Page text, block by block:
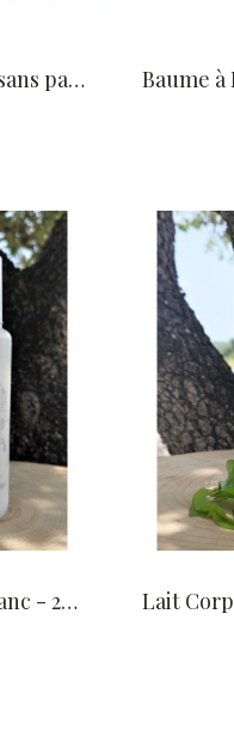
Shampooing solide (sans parfum) au Rhassoul du Maroc
Lait Corporel Thé blanc - 200ml